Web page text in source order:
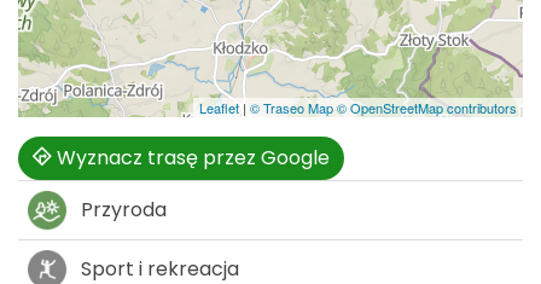
Leaflet | © Traseo Map© OpenStreetMap contributors
Wyznacz trasę przez Google
Przyroda
Sport i rekreacja